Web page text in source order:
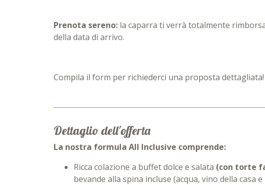
Prenota sereno: la caparra ti verrà totalmente
della data di arrivo.
Compila il form per richiederci una proposta dettagliata!
Dettaglio dell'offerta
La nostra formula All Inclusive comprende:
Ricca colazione a buffet dolce e salata (con torte
bevande alla spina incluse (acqua, vino della casa